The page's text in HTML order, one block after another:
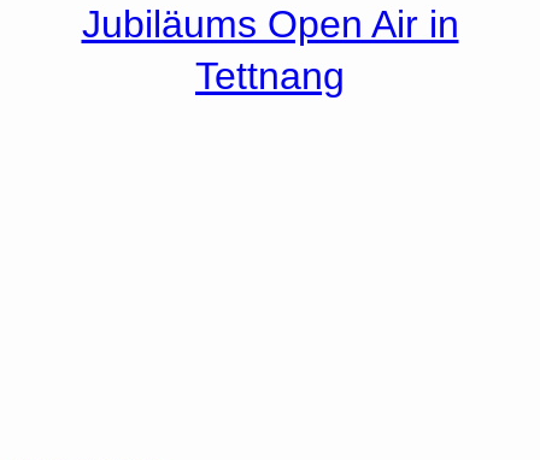
Jubiläums Open Air in
Tettnang